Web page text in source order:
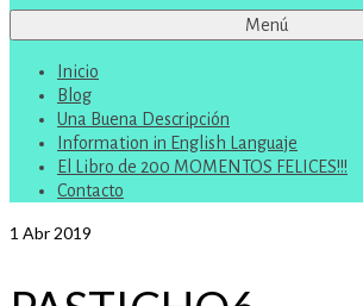
Menú
Inicio
Blog
Una Buena Descripción
Information in English Languaje
El Libro de 200 MOMENTOS FELICES!!!
Contacto
1 Abr 2019